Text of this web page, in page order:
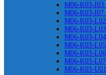
M06-K03-I03
M06-K03-I07
M06-K03-
M06-K03-
M06-K03-
M06-K03-
M06-K03-
M06-K03-
M06-K03-